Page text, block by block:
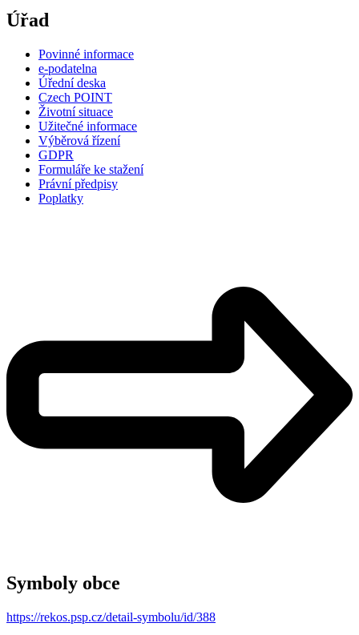
Úřad
Povinné informace
e-podatelna
Úřední deska
Czech POINT
Životní situace
Užitečné informace
Výběrová řízení
GDPR
Formuláře ke stažení
Právní předpisy
Poplatky
Symboly obce
https://rekos.psp.cz/detail-symbolu/id/388